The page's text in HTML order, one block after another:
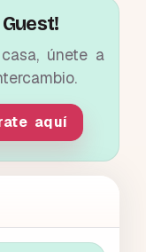
únete a
aquí